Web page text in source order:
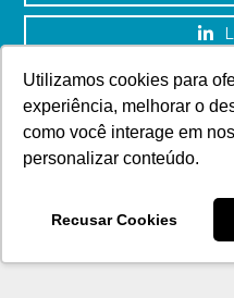
Utilizamos cookies para
experiência, melhorar o
como você interage em
personalizar conteúdo.
Recusar Cookies